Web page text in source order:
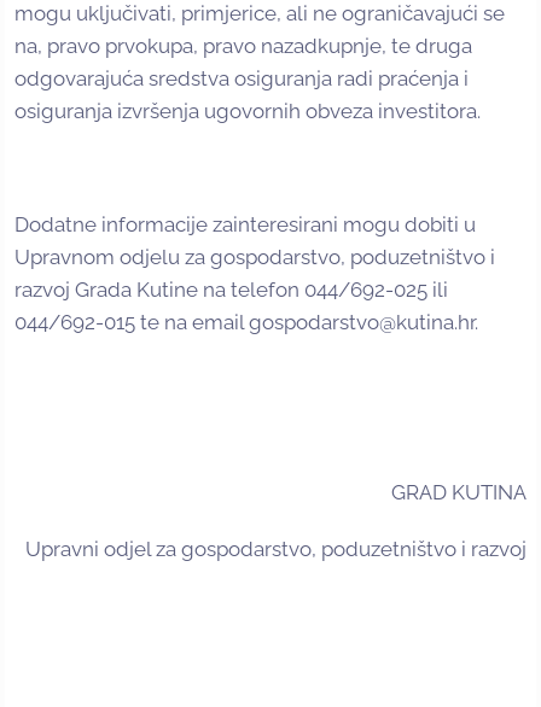
mogu uključivati, primjerice, ali ne ograničavajući se
na, pravo prvokupa, pravo nazadkupnje, te druga
odgovarajuća sredstva osiguranja radi praćenja i
osiguranja izvršenja ugovornih obveza investitora.
Dodatne informacije zainteresirani mogu dobiti u
Upravnom odjelu za gospodarstvo, poduzetništvo i
razvoj Grada Kutine na telefon 044/692-025 ili
044/692-015 te na email gospodarstvo@kutina.hr.
GRAD KUTINA
Upravni odjel za gospodarstvo, poduzetništvo i razvoj